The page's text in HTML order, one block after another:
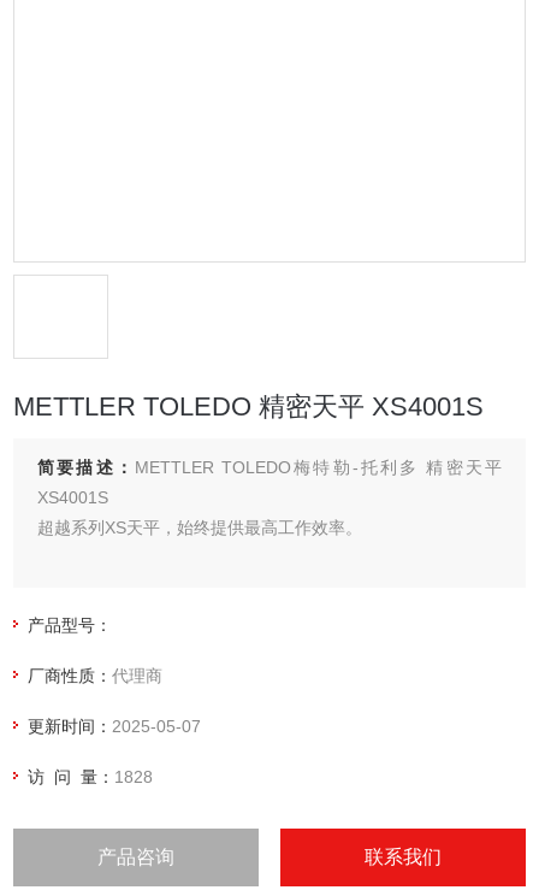
METTLER TOLEDO 精密天平 XS4001S
简要描述： METTLER TOLEDO梅特勒-托利多 精密天平
XS4001S
超越系列XS天平，始终提供最高工作效率。
产品型号：
厂商性质：代理商
更新时间： 2025-05-07
访 问 量： 1828
产品咨询 联系我们